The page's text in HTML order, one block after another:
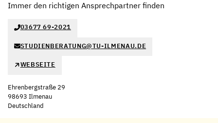
Immer den richtigen Ansprechpartner finden
03677 69-2021
STUDIENBERATUNG@TU-ILMENAU.DE
WEBSEITE
Ehrenbergstraße 29
98693 Ilmenau
Deutschland